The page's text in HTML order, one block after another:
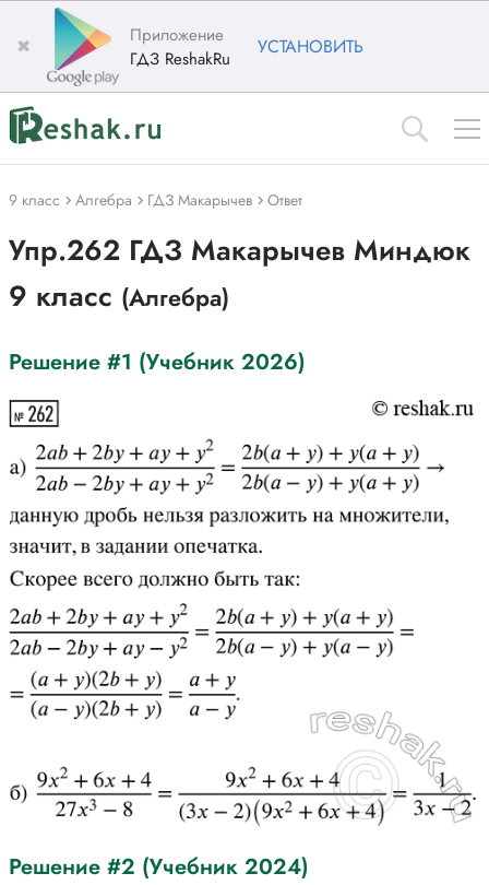
✖
Приложение
ГДЗ ReshakRu
УСТАНОВИТЬ
9 класс Алгебра ГДЗ Макарычев Ответ
Упр.262 ГДЗ Макарычев Миндюк
9 класс (Алгебра)
Решение #1 (Учебник 2026)
Решение #2 (Учебник 2024)